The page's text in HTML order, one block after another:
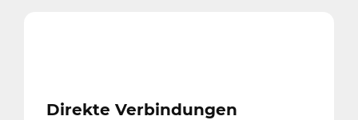
Direkte Verbindungen